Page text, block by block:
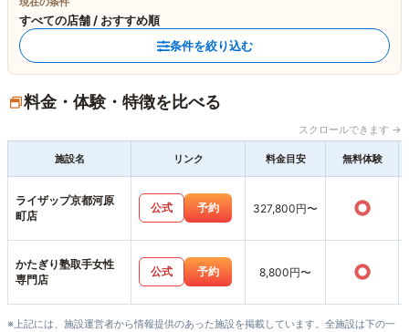
すべての店舗 / おすすめ順
条件を絞り込む
料金・体験・特徴を比べる
スクロールできます →
施設名 リンク 料金目安 無料体験
ライザップ京都河原
町店
公式 予約 327,800円〜 ○
かたぎり塾取手女性
専門店
公式 予約 8,800円〜 ○
※上記には、施設運営者から情報提供のあった施設を掲載しています。全施設は下の一